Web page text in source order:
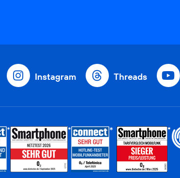
Instagram Threads